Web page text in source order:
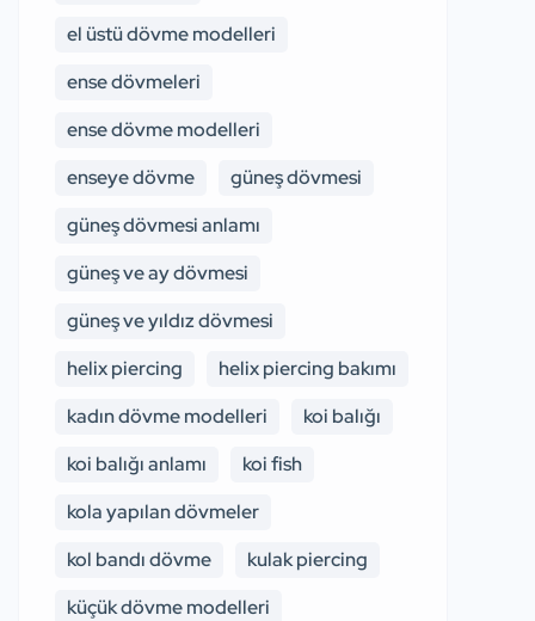
el üstü dövme modelleri
ense dövmeleri
ense dövme modelleri
enseye dövme
güneş dövmesi
güneş dövmesi anlamı
güneş ve ay dövmesi
güneş ve yıldız dövmesi
helix piercing
helix piercing bakımı
kadın dövme modelleri
koi balığı
koi balığı anlamı
koi fish
kola yapılan dövmeler
kol bandı dövme
kulak piercing
küçük dövme modelleri